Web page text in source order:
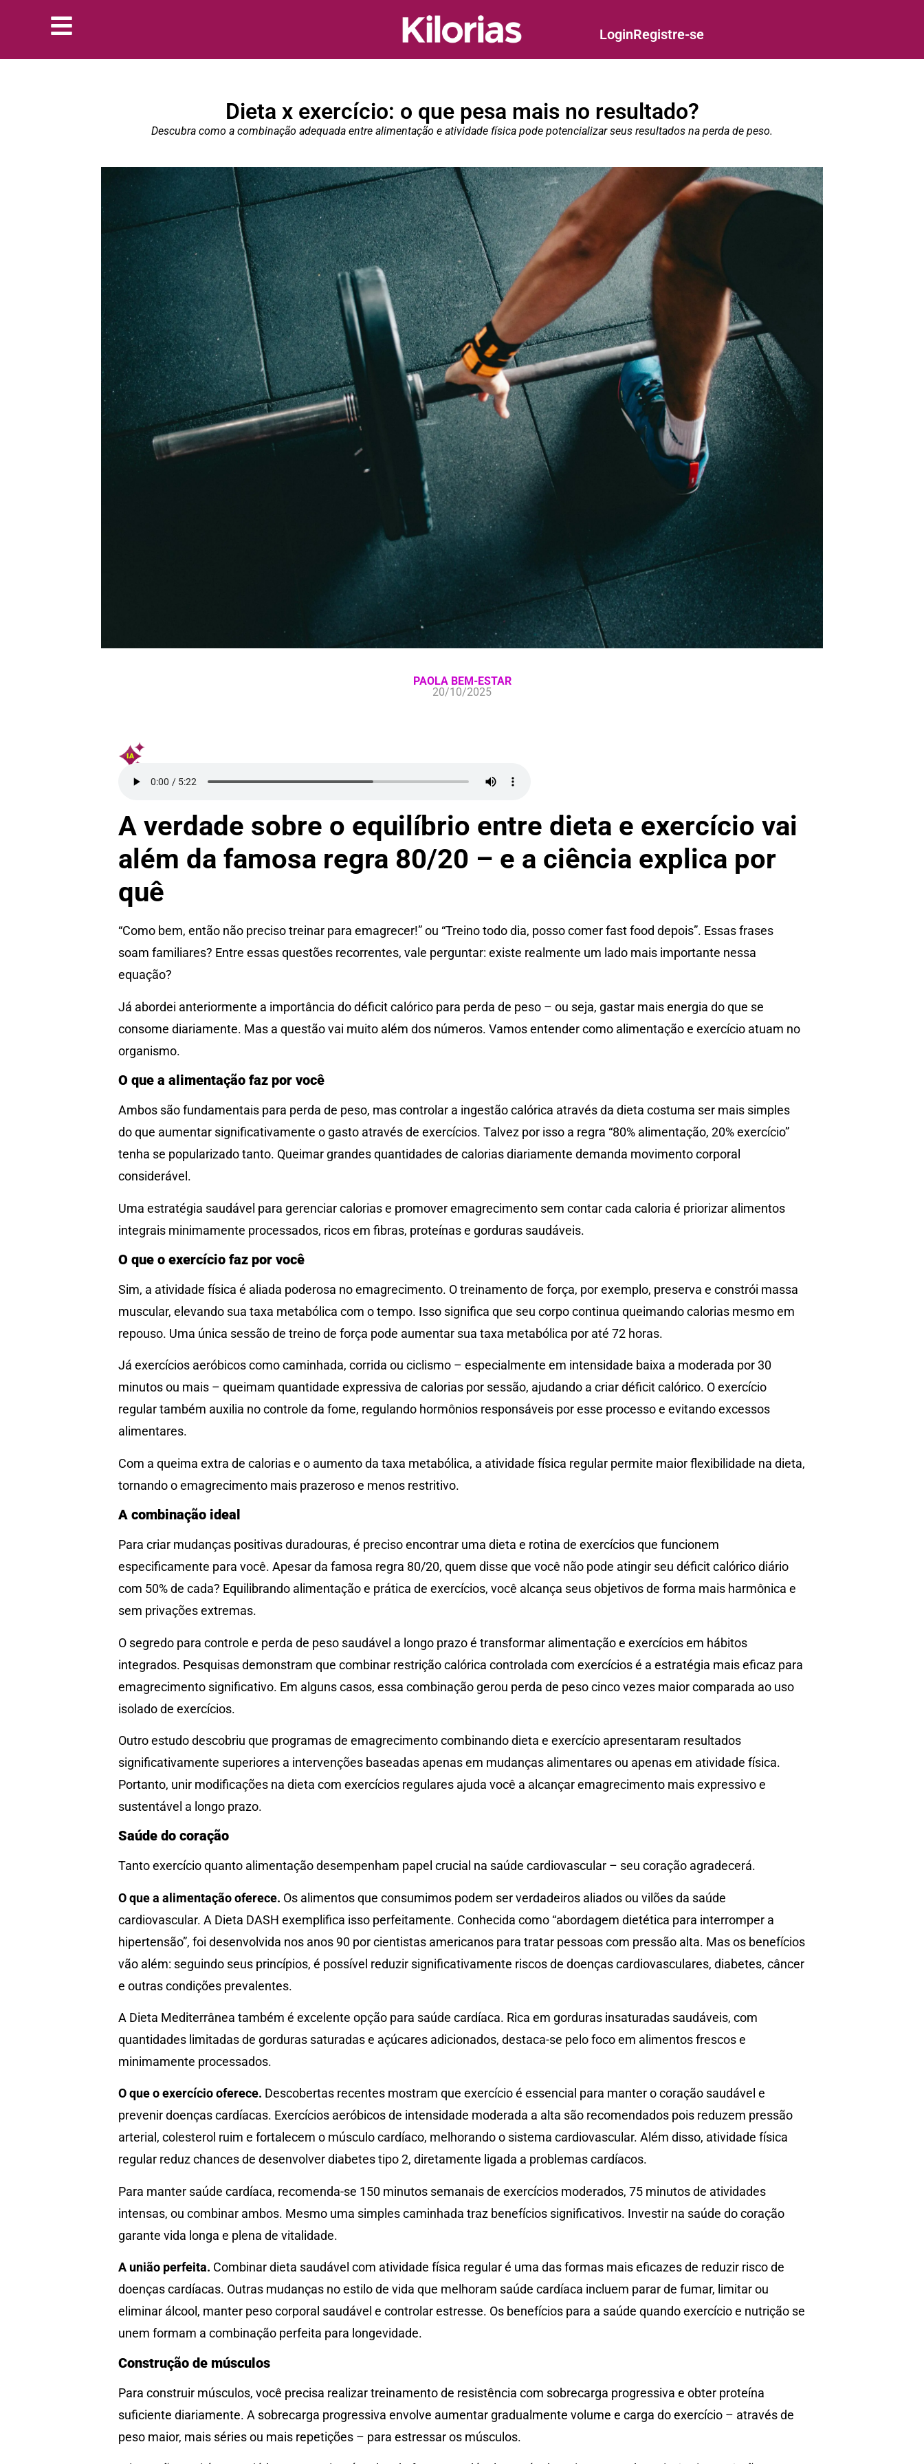
LoginRegistre-se
Dieta x exercício: o que pesa mais no resultado?
Descubra como a combinação adequada entre alimentação e atividade física pode potencializar seus resultados na perda de peso.
PAOLA BEM-ESTAR
20/10/2025
A verdade sobre o equilíbrio entre dieta e exercício vai
além da famosa regra 80/20 – e a ciência explica por
quê
“Como bem, então não preciso treinar para emagrecer!” ou “Treino todo dia, posso comer fast food depois”. Essas frases
soam familiares? Entre essas questões recorrentes, vale perguntar: existe realmente um lado mais importante nessa
equação?
Já abordei anteriormente a importância do déficit calórico para perda de peso – ou seja, gastar mais energia do que se
consome diariamente. Mas a questão vai muito além dos números. Vamos entender como alimentação e exercício atuam no
organismo.
O que a alimentação faz por você
Ambos são fundamentais para perda de peso, mas controlar a ingestão calórica através da dieta costuma ser mais simples
do que aumentar significativamente o gasto através de exercícios. Talvez por isso a regra “80% alimentação, 20% exercício”
tenha se popularizado tanto. Queimar grandes quantidades de calorias diariamente demanda movimento corporal
considerável.
Uma estratégia saudável para gerenciar calorias e promover emagrecimento sem contar cada caloria é priorizar alimentos
integrais minimamente processados, ricos em fibras, proteínas e gorduras saudáveis.
O que o exercício faz por você
Sim, a atividade física é aliada poderosa no emagrecimento. O treinamento de força, por exemplo, preserva e constrói massa
muscular, elevando sua taxa metabólica com o tempo. Isso significa que seu corpo continua queimando calorias mesmo em
repouso. Uma única sessão de treino de força pode aumentar sua taxa metabólica por até 72 horas.
Já exercícios aeróbicos como caminhada, corrida ou ciclismo – especialmente em intensidade baixa a moderada por 30
minutos ou mais – queimam quantidade expressiva de calorias por sessão, ajudando a criar déficit calórico. O exercício
regular também auxilia no controle da fome, regulando hormônios responsáveis por esse processo e evitando excessos
alimentares.
Com a queima extra de calorias e o aumento da taxa metabólica, a atividade física regular permite maior flexibilidade na dieta,
tornando o emagrecimento mais prazeroso e menos restritivo.
A combinação ideal
Para criar mudanças positivas duradouras, é preciso encontrar uma dieta e rotina de exercícios que funcionem
especificamente para você. Apesar da famosa regra 80/20, quem disse que você não pode atingir seu déficit calórico diário
com 50% de cada? Equilibrando alimentação e prática de exercícios, você alcança seus objetivos de forma mais harmônica e
sem privações extremas.
O segredo para controle e perda de peso saudável a longo prazo é transformar alimentação e exercícios em hábitos
integrados. Pesquisas demonstram que combinar restrição calórica controlada com exercícios é a estratégia mais eficaz para
emagrecimento significativo. Em alguns casos, essa combinação gerou perda de peso cinco vezes maior comparada ao uso
isolado de exercícios.
Outro estudo descobriu que programas de emagrecimento combinando dieta e exercício apresentaram resultados
significativamente superiores a intervenções baseadas apenas em mudanças alimentares ou apenas em atividade física.
Portanto, unir modificações na dieta com exercícios regulares ajuda você a alcançar emagrecimento mais expressivo e
sustentável a longo prazo.
Saúde do coração
Tanto exercício quanto alimentação desempenham papel crucial na saúde cardiovascular – seu coração agradecerá.
O que a alimentação oferece. Os alimentos que consumimos podem ser verdadeiros aliados ou vilões da saúde
cardiovascular. A Dieta DASH exemplifica isso perfeitamente. Conhecida como “abordagem dietética para interromper a
hipertensão”, foi desenvolvida nos anos 90 por cientistas americanos para tratar pessoas com pressão alta. Mas os benefícios
vão além: seguindo seus princípios, é possível reduzir significativamente riscos de doenças cardiovasculares, diabetes, câncer
e outras condições prevalentes.
A Dieta Mediterrânea também é excelente opção para saúde cardíaca. Rica em gorduras insaturadas saudáveis, com
quantidades limitadas de gorduras saturadas e açúcares adicionados, destaca-se pelo foco em alimentos frescos e
minimamente processados.
O que o exercício oferece. Descobertas recentes mostram que exercício é essencial para manter o coração saudável e
prevenir doenças cardíacas. Exercícios aeróbicos de intensidade moderada a alta são recomendados pois reduzem pressão
arterial, colesterol ruim e fortalecem o músculo cardíaco, melhorando o sistema cardiovascular. Além disso, atividade física
regular reduz chances de desenvolver diabetes tipo 2, diretamente ligada a problemas cardíacos.
Para manter saúde cardíaca, recomenda-se 150 minutos semanais de exercícios moderados, 75 minutos de atividades
intensas, ou combinar ambos. Mesmo uma simples caminhada traz benefícios significativos. Investir na saúde do coração
garante vida longa e plena de vitalidade.
A união perfeita. Combinar dieta saudável com atividade física regular é uma das formas mais eficazes de reduzir risco de
doenças cardíacas. Outras mudanças no estilo de vida que melhoram saúde cardíaca incluem parar de fumar, limitar ou
eliminar álcool, manter peso corporal saudável e controlar estresse. Os benefícios para a saúde quando exercício e nutrição se
unem formam a combinação perfeita para longevidade.
Construção de músculos
Para construir músculos, você precisa realizar treinamento de resistência com sobrecarga progressiva e obter proteína
suficiente diariamente. A sobrecarga progressiva envolve aumentar gradualmente volume e carga do exercício – através de
peso maior, mais séries ou mais repetições – para estressar os músculos.